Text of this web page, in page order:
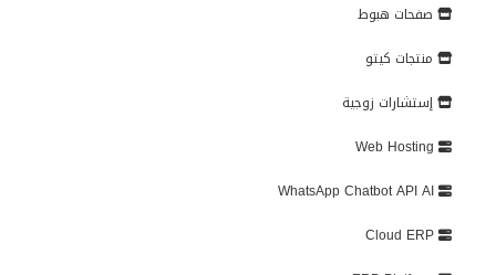
صفحات هبوط
منتجات كيتو
إستشارات زوجية